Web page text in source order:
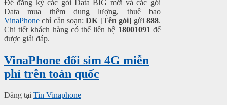
Để đăng ký các gói Data BIG mới và các gói
Data mua thêm dung lượng, thuê bao
VinaPhone chỉ cần soạn:DK [Tên gói] gửi 888.
Chi tiết khách hàng có thể liên hệ 18001091 để
được giải đáp.
VinaPhone đổi sim 4G miễn
phí trên toàn quốc
Đăng tại Tin Vinaphone